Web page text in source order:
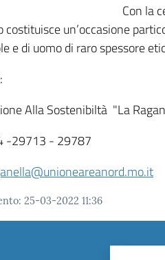
Con la
costituisce un’occasione
e di uomo di raro spessore
Alla Sostenibiltà "La
-29713 - 29787
: 25-03-2022 11:36